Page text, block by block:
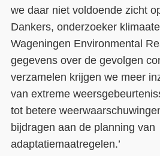
we daar niet voldoende zicht
Dankers, onderzoeker
Wageningen Environmental
gegevens over de gevolgen
verzamelen krijgen we meer
van extreme
tot betere
bijdragen aan de planning van
adaptatiemaatregelen.’